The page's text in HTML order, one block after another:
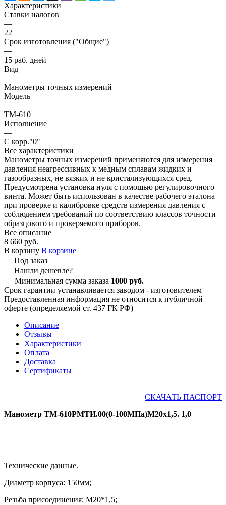
Характеристики
Ставки налогов
—
22
Срок изготовления ("Общие")
—
15 раб. дней
Вид
—
Манометры точных измерений
Модель
—
ТМ-610
Исполнение
—
С корр."0"
Все характеристики
Манометры точных измерений применяются для измерения
давления неагрессивных к медным сплавам жидких и
газообразных, не вязких и не кристализующихся сред.
Предусмотрена установка нуля с помощью регулировочного
винта. Может быть использован в качестве рабочего эталона
при проверке и калибровке средств измерения давления с
соблюдением требований по соответствию классов точности
образцового и проверяемого приборов.
Все описание
8 660 руб.
В корзину В корзине
Под заказ
Нашли дешевле?
Минимальная сумма заказа 1000 руб.
Срок гарантии устанавливается заводом - изготовителем
Предоставленная информация не относится к публичной
оферте (определяемой ст. 437 ГК РФ)
Описание
Отзывы
Характеристики
Оплата
Доставка
Сертификаты
СКАЧАТЬ ПАСПОРТ
Манометр ТМ-610РМТИ.00(0-100МПа)М20х1,5. 1,0
Технические данные.
Диаметр корпуса: 150мм;
Резьба присоединения: М20*1,5;